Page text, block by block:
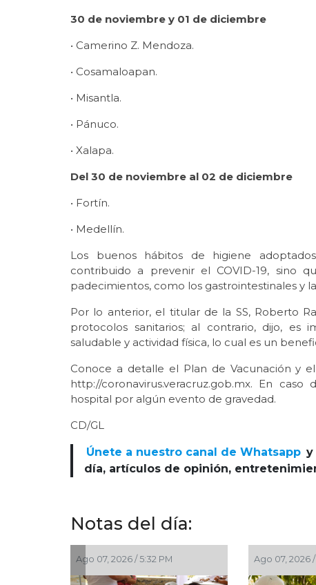
30 de noviembre y 01 de diciembre
• Camerino Z. Mendoza.
• Cosamaloapan.
• Misantla.
• Pánuco.
• Xalapa.
Del 30 de noviembre al 02 de diciembre
• Fortín.
• Medellín.
Los buenos hábitos de higiene
contribuido a prevenir el COVID-19, sino
padecimientos, como los gastrointestinales y
Por lo anterior, el titular de la SS, Roberto
protocolos sanitarios; al contrario, dijo, es
saludable y actividad física, lo cual es un
Conoce a detalle el Plan de Vacunación y
http://coronavirus.veracruz.gob.mx. En
hospital por algún evento de gravedad.
CD/GL
Únete a nuestro canal de Whatsapp y
día, artículos de opinión,
Notas del día:
Ago 04, 2026 / 7:30 PM Ago 04,